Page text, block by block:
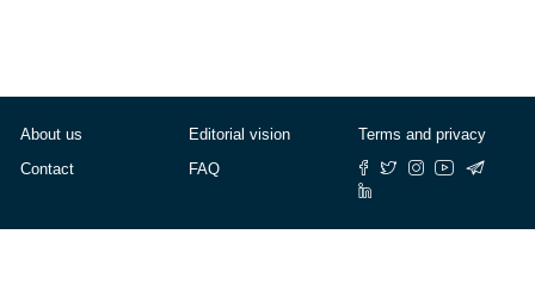
About us
Contact
Editorial vision
FAQ
Terms and privacy